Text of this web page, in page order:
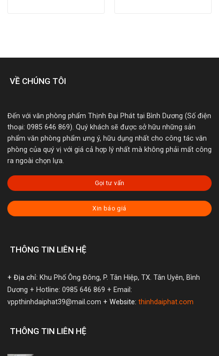
VỀ CHÚNG TÔI
Đến với văn phòng phẩm Thịnh Đại Phát tại Bình Dương (Số điện
thoại: 0985 646 869). Quý khách sẽ được sở hữu những sản
phẩm văn phòng phẩm ưng ý, hữu dụng nhất cho công tác văn
phòng của quý vị với giá cả hợp lý nhất mà không phải mất công
ra ngoài chọn lựa.
Gọi tư vấn
Xin báo giá
THÔNG TIN LIÊN HỆ
+ Địa chỉ: Khu Phố Ông Đông, P. Tân Hiệp, TX. Tân Uyên, Bình
Dương + Hotline: 0985 646 869 + Email:
vppthinhdaiphat39@mail.com + Website: thinhdaiphat.com
THÔNG TIN LIÊN HỆ